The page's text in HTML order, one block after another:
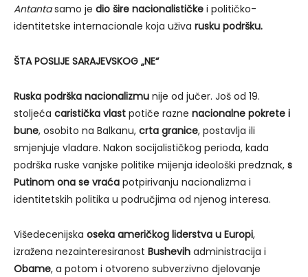
Antantasamo je dio šire nacionalističke i političko-
identitetske internacionale koja uživa rusku podršku.
ŠTA POSLIJE SARAJEVSKOG „NE“
Ruska podrška nacionalizmu nije od jučer. Još od 19.
stoljeća caristička vlast potiče razne nacionalne pokrete i
bune, osobito na Balkanu, crta granice, postavlja ili
smjenjuje vladare. Nakon socijalističkog perioda, kada
podrška ruske vanjske politike mijenja ideološki predznak, s
Putinom ona se vraća potpirivanju nacionalizma i
identitetskih politika u područjima od njenog interesa.
Višedecenijska oseka američkog liderstva u Europi,
izražena nezainteresiranost Bushevih administracija i
Obame, a potom i otvoreno subverzivno djelovanje